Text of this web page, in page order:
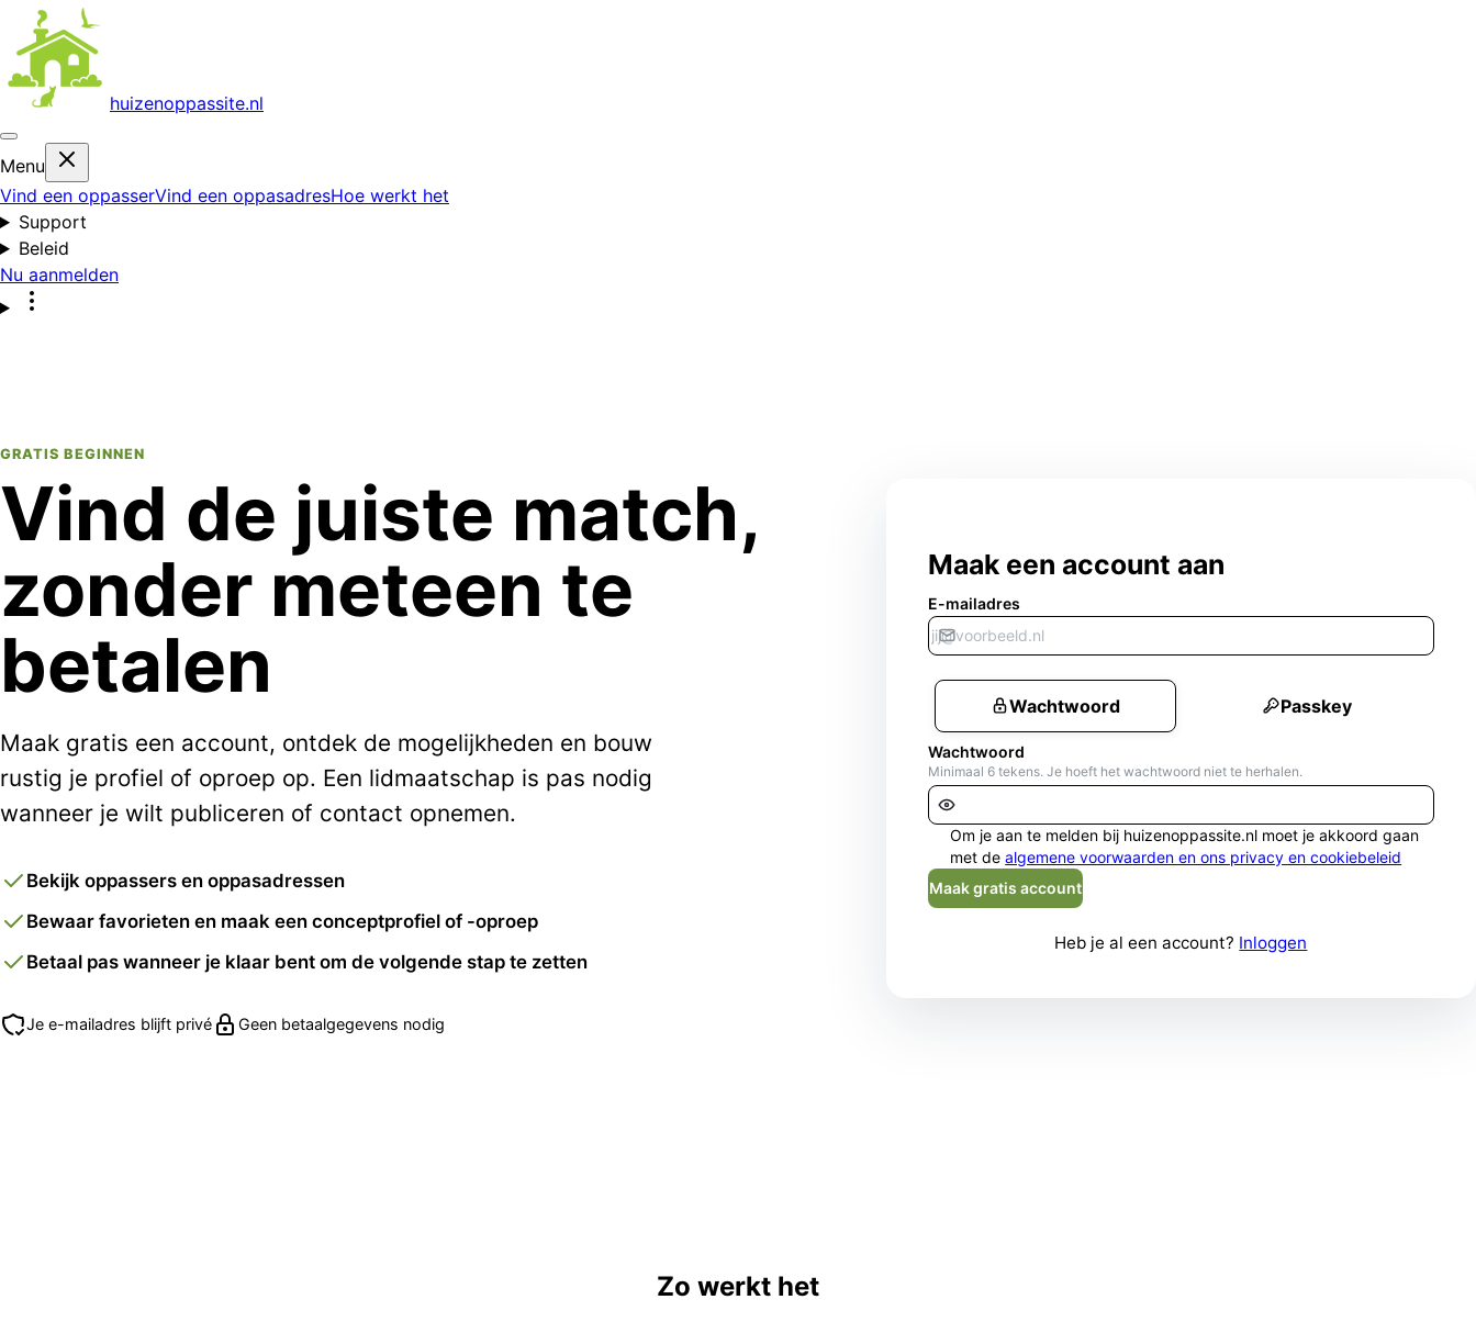
huizenoppassite.nl
Menu
Vind een oppasserVind een oppasadresHoe werkt het
Support
Beleid
Nu aanmelden
GRATIS BEGINNEN
Vind de juiste match,
zonder meteen te
betalen
Maak gratis een account, ontdek de mogelijkheden en bouw
rustig je profiel of oproep op. Een lidmaatschap is pas nodig
wanneer je wilt publiceren of contact opnemen.
Bekijk oppassers en oppasadressen
Bewaar favorieten en maak een conceptprofiel of -oproep
Betaal pas wanneer je klaar bent om de volgende stap te zetten
Je e-mailadres blijft privé Geen betaalgegevens nodig
Maak een account aan
E-mailadres
Wachtwoord Passkey
Wachtwoord
Minimaal 6 tekens. Je hoeft het wachtwoord niet te herhalen.
Om je aan te melden bij huizenoppassite.nl moet je akkoord gaan
met de algemene voorwaarden en ons privacy en cookiebeleid
Maak gratis account
Heb je al een account? Inloggen
Zo werkt het